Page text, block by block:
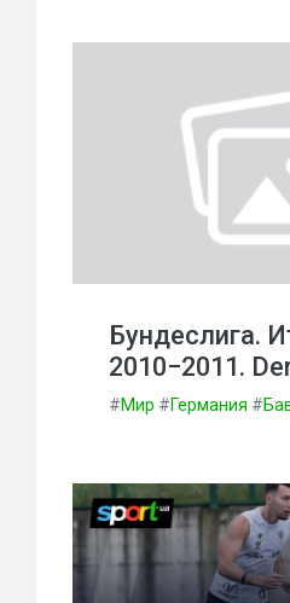
Бундеслига.
2010−2011.
#Мир #Германия #